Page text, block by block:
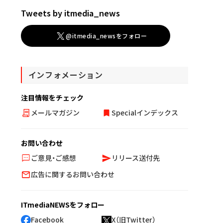
Tweets by itmedia_news
@itmedia_newsをフォロー
インフォメーション
注目情報をチェック
メールマガジン
Specialインデックス
お問い合わせ
ご意見・ご感想
リリース送付先
広告に関するお問い合わせ
ITmediaNEWSをフォロー
Facebook
X（旧Twitter）